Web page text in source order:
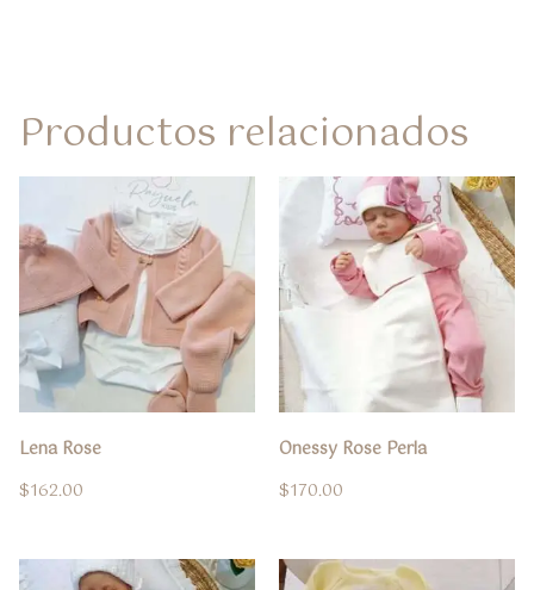
Productos relacionados
Lena Rose
$162.00
Onessy Rose Perla
$170.00